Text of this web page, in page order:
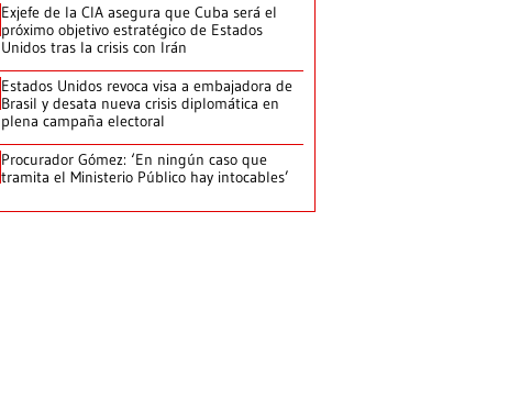
Exjefe de la CIA asegura que Cuba será el
próximo objetivo estratégico de Estados
Unidos tras la crisis con Irán
Estados Unidos revoca visa a embajadora de
Brasil y desata nueva crisis diplomática en
plena campaña electoral
Procurador Gómez: ‘En ningún caso que
tramita el Ministerio Público hay intocables’